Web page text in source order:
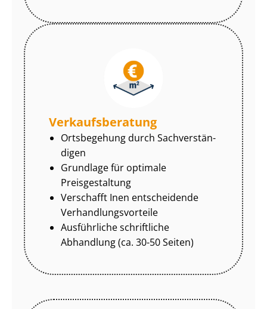
Ver­kaufs­be­ra­tung
Ortsbegehung durch Sach­ver­stän­
di­gen
Grundlage für optimale
Preisgestaltung
Verschafft Inen entscheidende
Ver­hand­lungs­vor­tei­le
Ausführliche schriftliche
Abhandlung (ca. 30-50 Seiten)